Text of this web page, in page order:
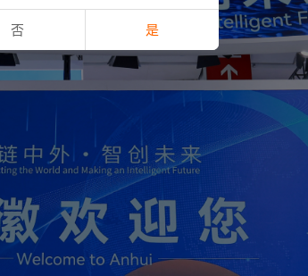
否 是